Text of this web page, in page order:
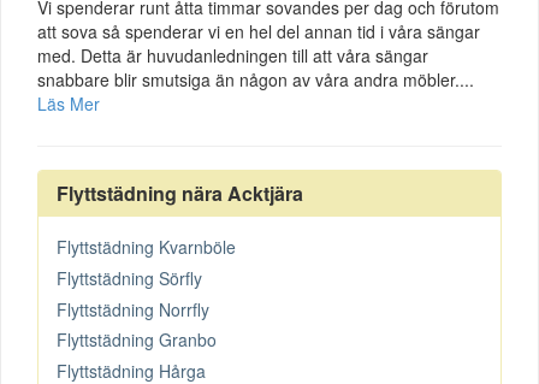
Vi spenderar runt åtta timmar sovandes per dag och förutom
att sova så spenderar vi en hel del annan tid i våra sängar
med. Detta är huvudanledningen till att våra sängar
snabbare blir smutsiga än någon av våra andra möbler....
Läs Mer
Flyttstädning nära Acktjära
Flyttstädning Kvarnböle
Flyttstädning Sörfly
Flyttstädning Norrfly
Flyttstädning Granbo
Flyttstädning Hårga